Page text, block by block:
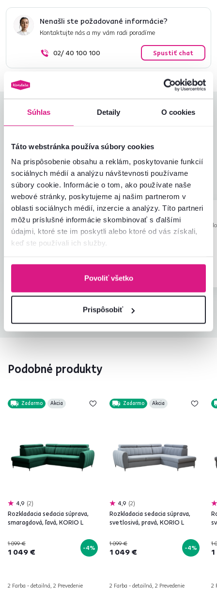
Súhlas Detaily O cookies
Táto webstránka používa súbory cookies
Na prispôsobenie obsahu a reklám, poskytovanie funkcií
sociálnych médií a analýzu návštevnosti používame
súbory cookie. Informácie o tom, ako používate naše
webové stránky, poskytujeme aj našim partnerom v
oblasti sociálnych médií, inzercie a analýzy. Títo partneri
môžu príslušné informácie skombinovať s ďalšími
údajmi, ktoré ste im poskytli alebo ktoré od vás získali,
keď ste používali ich služby.
Povoliť všetko
Prispôsobiť
Nenašli ste požadované informácie?
Kontaktujte nás a my vám radi poradíme
02/ 40 100 100 Spustiť chat
Hodnotenia produktu
4,9
2recenzie
Kvalita výrobku
Zodpovedá očakávaniam
Zabalenie výrobku
5,0
Pomer hodnoty a ceny
4,5
E
Eva V.
Slovensko
5hviezdičiek
Recenzia pre rovnaký model, avšak v inom
S
Sidónia Š.
24.2.2024,
Slovensko
Podobné produkty
Zadarmo Akcia
4,9 2
Rozkladacia sedacia súprava,
smaragdová, ľavá, KORIO L
1 099 €
1 049 € -4%
2 Farba - detailná, 2 Prevedenie
Zadarmo Akcia
4,9 2
Rozkladacia sedacia súprava,
svetlosivá, pravá, KORIO L
1 099 €
1 049 € -4%
2 Farba - detailná, 2 Prevedenie
1
2